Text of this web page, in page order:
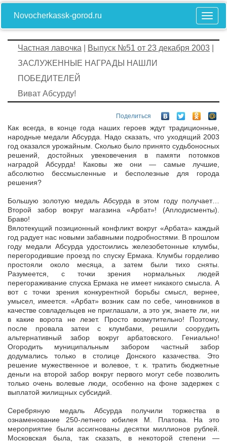
Novocherkassk-gorod.ru
Частная лавочка Выпуск №51 от 23 декабря 2003
ЗАСЛУЖЕННЫЕ НАГРАДЫ НАШЛИ
ПОБЕДИТЕЛЕЙ
Виват Абсурду!
Поделиться
Как всегда, в конце года наших героев ждут традиционные,
народные медали Абсурда. Надо сказать, что уходящий 2003
год оказался урожайным. Сколько было принято судьбоносных
решений, достойных увековечения в памяти потомков
наградой Абсурда! Каковы же они — самые лучшие,
абсолютно бессмысленные и бесполезные для города
решения?
Большую золотую медаль Абсурда в этом году получает…
Второй забор вокруг магазина «Арбат»! (Аплодисменты).
Браво!
Вялотекущий позиционный конфликт вокруг «Арбата» каждый
год радует нас новыми забавными подробностями. В прошлом
году медали Абсурда удостоились железобетонные клумбы,
перегородившие проезд по спуску Ермака. Клумбы горделиво
простояли около месяца, а затем были тихо сняты.
Разумеется, с точки зрения нормальных людей
перегораживание спуска Ермака не имеет никакого смысла. А
вот с точки зрения конкурентной борьбы смысл, вернее,
умысел, имеется. «Арбат» возник сам по себе, чиновников в
качестве совладельцев не приглашали, а это уж, знаете ли, ни
в какие ворота не лезет. Просто возмутительно! Поэтому,
после провала затеи с клумбами, решили соорудить
альтернативный забор вокруг арбатовского. Гениально!
Огородить муниципальным забором частный забор
додумались только в столице Донского казачества. Это
решение мужественное и волевое, т. к. тратить бюджетные
деньги на второй забор вокруг первого могут себе позволить
только очень волевые люди, особенно на фоне задержек с
выплатой жилищных субсидий.
Серебряную медаль Абсурда получили торжества в
ознаменование 250-летнего юбилея М. Платова. На это
мероприятие были ассигнованы десятки миллионов рублей.
Московская была, так сказать, в некоторой степени —